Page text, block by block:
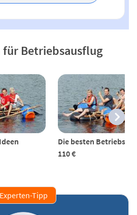
für Betriebsausflug
Die besten
110 €
Experten-Tipp